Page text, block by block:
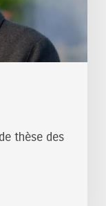
thèse des